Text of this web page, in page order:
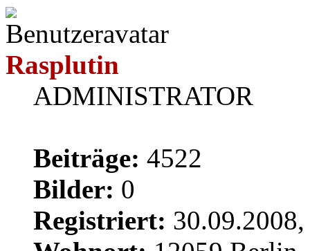
Rasplutin
ADMINISTRATOR
Beiträge: 4522
Bilder: 0
Registriert: